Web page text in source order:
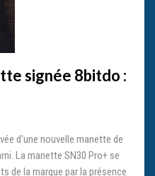
signée 8bitdo :
d'une nouvelle manette de
La manette SN30 Pro+ se
de la marque par la présence